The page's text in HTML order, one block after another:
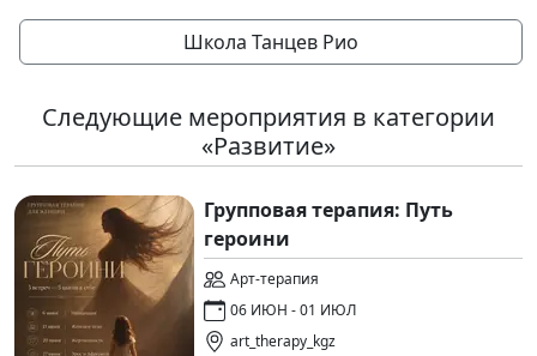
Школа Танцев Рио
Следующие мероприятия в категории
«Развитие»
Групповая терапия: Путь
героини
Арт-терапия
06 ИЮН - 01 ИЮЛ
art_therapy_kgz